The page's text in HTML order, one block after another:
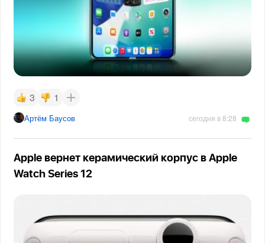
3 1
Артём Баусов сегодня в 8:28
Apple вернет керамический корпус в Apple
Watch Series 12